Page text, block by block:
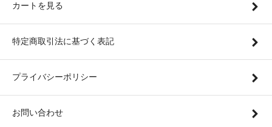
カートを見る
特定商取引法に基づく表記
プライバシーポリシー
お問い合わせ